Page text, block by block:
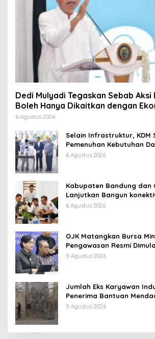
Dedi Mulyadi Tegaskan Sebab Aksi
Boleh Hanya Dikaitkan dengan
6 Agustus 2026
Selain Infrastruktur, KDM
Pemenuhan Kebutuhan
Jadi Fokus APBD Jabar
6 Agustus 2026
Kabupaten Bandung dan
Lanjutkan Bangun
Pertumbuhan Ekonomi
6 Agustus 2026
OJK Matangkan Bursa
Pengawasan Resmi
5 Agustus 2026
Jumlah Eks Karyawan
Penerima Bantuan
KDM: Kita Identifikasi
5 Agustus 2026